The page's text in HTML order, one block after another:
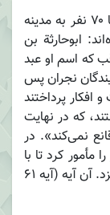
هیئت مسیحیان نجران متشکل از ۴۰ یا ۶۰ یا ۷۰ نفر به مدینه
ابوحارثة بن
که اسم او عبد
که اسم او ایهم بود.[۴] نمایندگان نجران پس
و افکار پرداختند
که در نهایت
نمی‌کند». در
مأمور کرد تا با
کسانی که با او مجادله می‌کنند به مباهله برخیزد. آن آیه (آیه ۶۱